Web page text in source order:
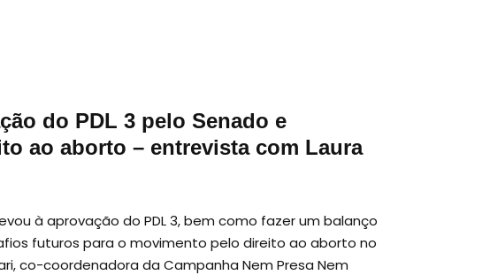
do PDL 3 pelo Senado e
ao aborto – entrevista com Laura
à aprovação do PDL 3, bem como fazer um balanço
futuros para o movimento pelo direito ao aborto no
co-coordenadora da Campanha Nem Presa Nem